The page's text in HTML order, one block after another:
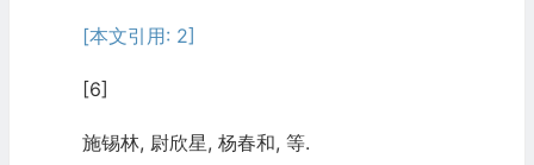
[本文引用: 2]
[6]
施锡林, 尉欣星, 杨春和, 等.